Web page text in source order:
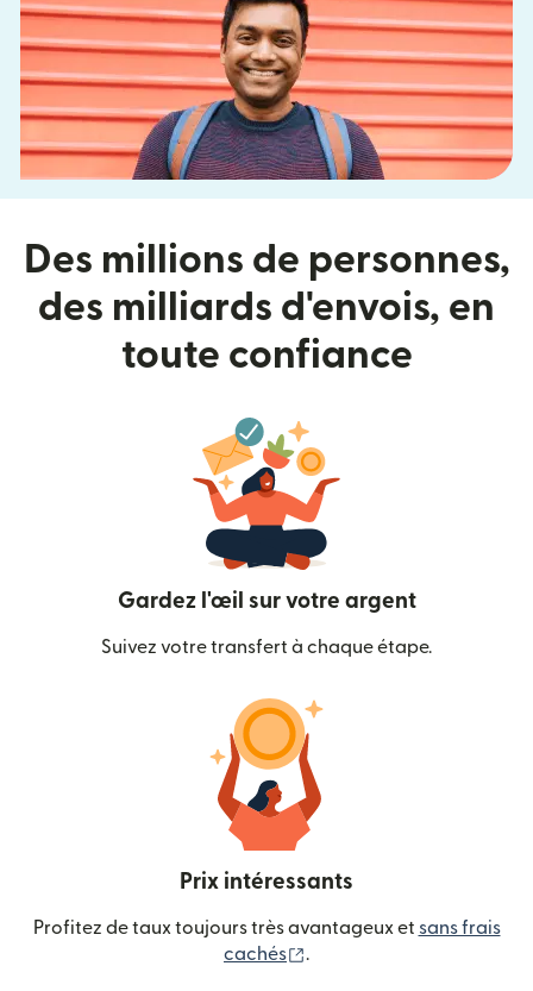
Des millions de personnes,
des milliards d'envois, en
toute confiance
Gardez l'œil sur votre argent
Suivez votre transfert à chaque étape.
Prix intéressants
Profitez de taux toujours très avantageux et sans frais
cachés
.